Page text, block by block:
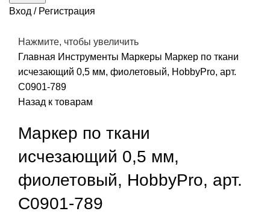
Вход / Регистрация
Нажмите, чтобы увеличить
Главная Инструменты Маркеры Маркер по ткани
исчезающий 0,5 мм, фиолетовый, HobbyPro, арт.
С0901-789
Назад к товарам
Маркер по ткани
исчезающий 0,5 мм,
фиолетовый, HobbyPro, арт.
С0901-789